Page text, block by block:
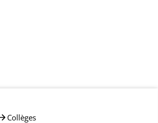
Collèges